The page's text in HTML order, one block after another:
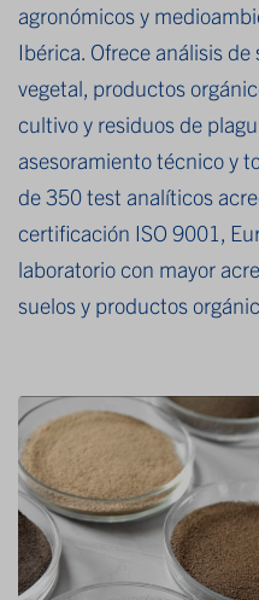
agronómicos y
Ibérica. Ofrece análisis
vegetal, productos
cultivo y residuos de
asesoramiento técnico y
de 350 test analíticos
certificación ISO 9001,
laboratorio con mayor
suelos y productos